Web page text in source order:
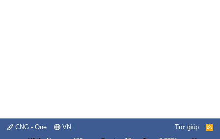
CNG - One VN Trợ giúp
R